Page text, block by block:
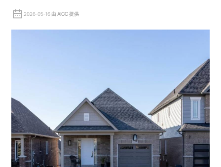
2026-05-16 由 AICC 提供